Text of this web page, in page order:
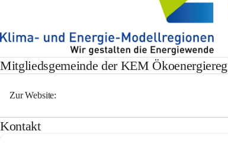
Mitgliedsgemeinde der KEM
Zur Website:
Kontakt